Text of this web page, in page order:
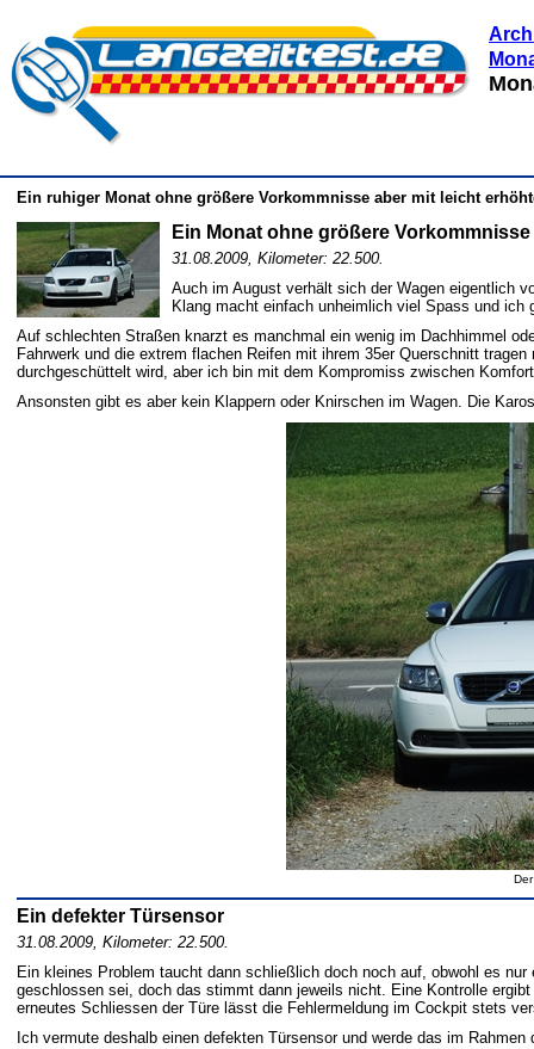
Ein ruhiger Monat ohne größere Vorkommnisse aber mit leicht
Ein Monat ohne größere Vorkommnisse
31.08.2009, Kilometer: 22.500.
Auch im August verhält sich der Wagen eigentlich
Klang macht einfach unheimlich viel Spass und ich
Auf schlechten Straßen knarzt es manchmal ein wenig im Dachhimmel
Fahrwerk und die extrem flachen Reifen mit ihrem 35er Querschnitt
durchgeschüttelt wird, aber ich bin mit dem Kompromiss zwischen
Ansonsten gibt es aber kein Klappern oder Knirschen im Wagen. Die
Ein defekter Türsensor
31.08.2009, Kilometer: 22.500.
Ein kleines Problem taucht dann schließlich doch noch auf, obwohl es
geschlossen sei, doch das stimmt dann jeweils nicht. Eine Kontrolle
erneutes Schliessen der Türe lässt die Fehlermeldung im Cockpit stets
Ich vermute deshalb einen defekten Türsensor und werde das im